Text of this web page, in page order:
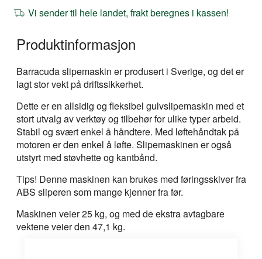
Vi sender til hele landet, frakt beregnes i kassen!
Produktinformasjon
Barracuda slipemaskin er produsert i Sverige, og det er
lagt stor vekt på driftssikkerhet.
Dette er en allsidig og fleksibel gulvslipemaskin med et
stort utvalg av verktøy og tilbehør for ulike typer arbeid.
Stabil og svært enkel å håndtere. Med løftehåndtak på
motoren er den enkel å løfte. Slipemaskinen er også
utstyrt med støvhette og kantbånd.
Tips! Denne maskinen kan brukes med føringsskiver fra
ABS sliperen som mange kjenner fra før.
Maskinen veier 25 kg, og med de ekstra avtagbare
vektene veier den 47,1 kg.